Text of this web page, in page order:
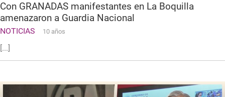
Con GRANADAS manifestantes en La Boquilla
amenazaron a Guardia Nacional
NOTICIAS 10 años
[...]